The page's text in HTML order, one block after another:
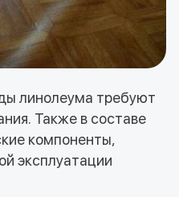
линолеума требуют
Также в составе
компоненты,
эксплуатации